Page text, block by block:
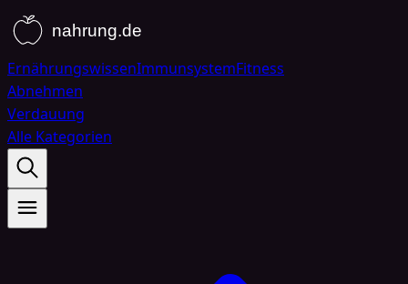
ErnährungswissenImmunsystemFitness
Abnehmen
Verdauung
Alle Kategorien